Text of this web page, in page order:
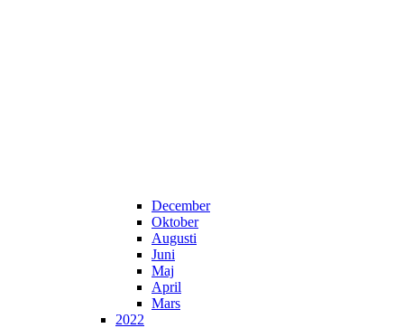
December
Oktober
Augusti
Juni
Maj
April
Mars
2022